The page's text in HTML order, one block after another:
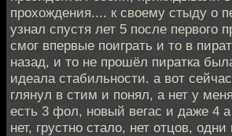
прохождения.... к своему стыду о
узнал спустя лет 5 после первого
смог впервые поиграть и то в
назад, и то не прошёл пиратка
идеала стабильности. а вот
глянул в стим и понял, а нет у
есть 3 фол, новый вегас и даже 4 а
нет, грустно стало, нет отцов,